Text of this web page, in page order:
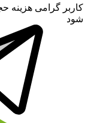
کاربر گرامی هزینه
شود